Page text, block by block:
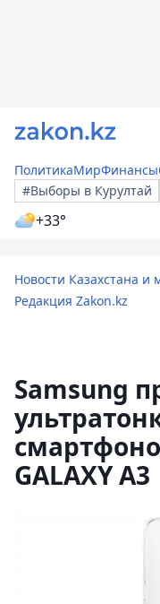
ПолитикаМирФинансы
#Выборы в Курултай
+33°
Новости Казахстана и
Редакция Zakon.kz
Samsung
GALAXY A3